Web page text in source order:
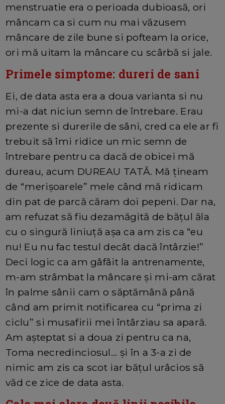
menstruatie era o perioada dubioasă, ori
mâncam ca si cum nu mai văzusem
mâncare de zile bune si pofteam la orice,
ori mă uitam la mâncare cu scârbă si jale.
Primele simptome: dureri de sani
Ei, de data asta era a doua varianta si nu
mi-a dat niciun semn de întrebare. Erau
prezente si durerile de sâni, cred ca ele ar fi
trebuit să îmi ridice un mic semn de
întrebare pentru ca dacă de obicei mă
dureau, acum DUREAU TATĂ. Mă țineam
de “merișoarele” mele când mă ridicam
din pat de parcă căram doi pepeni. Dar na,
am refuzat să fiu dezamăgită de bățul ăla
cu o singură liniuță așa ca am zis ca “eu
nu! Eu nu fac testul decât dacă întârzie!”
Deci logic ca am gâfâit la antrenamente,
m-am strâmbat la mâncare și mi-am cărat
în palme sânii cam o săptămână până
când am primit notificarea cu “prima zi
ciclu” si musafirii mei întârziau sa apară.
Am așteptat si a doua zi pentru ca na,
Toma necredinciosul... și în a 3-a zi de
nimic am zis ca scot iar bățul urâcios să
văd ce zice de data asta.